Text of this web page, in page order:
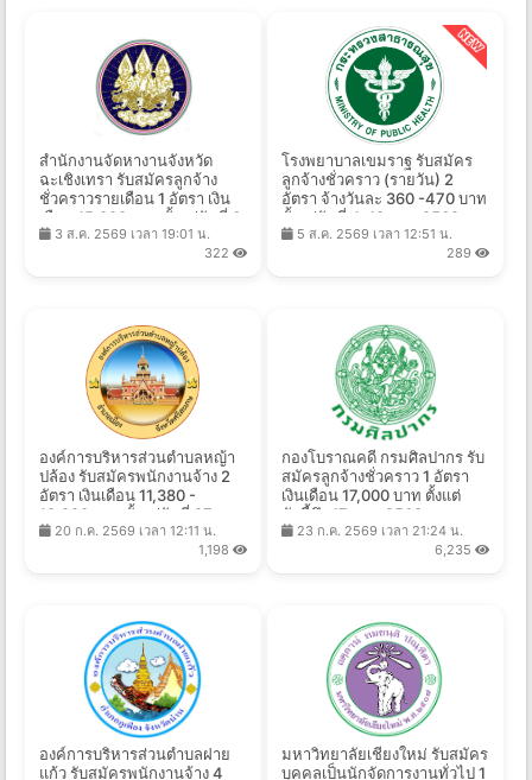
สํานักงานจัดหางานจังหวัด
ฉะเชิงเทรา รับสมัครลูกจ้าง
ชั่วคราวรายเดือน 1 อัตรา เงิน
เดือน 15,000 บาท ตั้งแต่วันที่ 6
- 13 ส.ค. 2569
3 ส.ค. 2569 เวลา 19:01 น.
322
โรงพยาบาลเขมราฐ รับสมัคร
ลูกจ้างชั่วคราว (รายวัน) 2
อัตรา จ้างวันละ 360 -470 บาท
ตั้งแต่วันที่ 4-18 ส.ค. 2569
5 ส.ค. 2569 เวลา 12:51 น.
289
องค์การบริหารส่วนตำบลหญ้า
ปล้อง รับสมัครพนักงานจ้าง 2
อัตรา เงินเดือน 11,380 -
13,920 บาท ตั้งแต่วันที่ 27 ก.ค.
- 10 ส.ค. 2569
20 ก.ค. 2569 เวลา 12:11 น.
1,198
กองโบราณคดี กรมศิลปากร รับ
สมัครลูกจ้างชั่วคราว 1 อัตรา
เงินเดือน 17,000 บาท ตั้งแต่
บัดนี้ถึง 17 ส.ค. 2569
23 ก.ค. 2569 เวลา 21:24 น.
6,235
องค์การบริหารส่วนตำบลฝาย
แก้ว รับสมัครพนักงานจ้าง 4
มหาวิทยาลัยเชียงใหม่ รับสมัคร
บุคคลเป็นนักจัดการงานทั่วไป 1